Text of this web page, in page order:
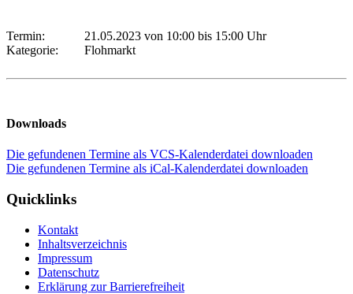
Termin: 21.05.2023 von 10:00 bis 15:00 Uhr
Kategorie:
Flohmarkt
Downloads
Die gefundenen Termine als VCS-Kalenderdatei downloaden
Die gefundenen Termine als iCal-Kalenderdatei downloaden
Quicklinks
Kontakt
Inhaltsverzeichnis
Impressum
Datenschutz
Erklärung zur Barrierefreiheit